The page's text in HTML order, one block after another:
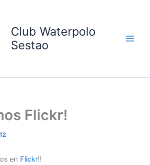
Club Waterpolo
Sestao
Flickr!
en Flickr!!